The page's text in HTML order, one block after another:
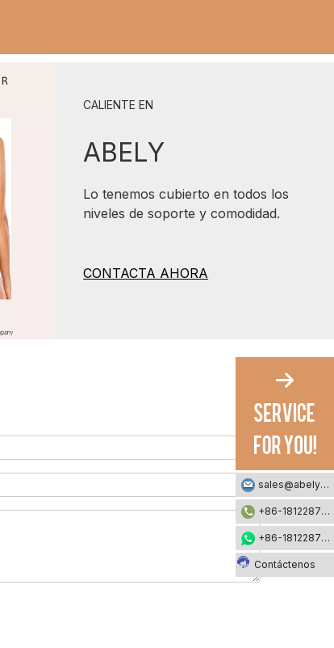
CALIENTE EN
ABELY
Lo tenemos cubierto en todos los
niveles de soporte y comodidad.
CONTACTA AHORA
sales@abelyfashion.com
+86-18122871002
+86-18122871002
Contáctenos